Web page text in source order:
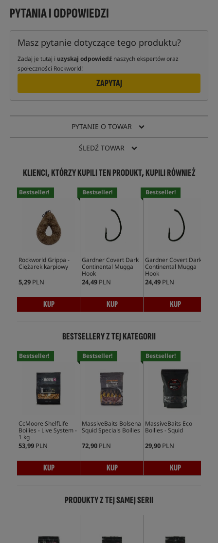
PYTANIA I ODPOWIEDZI
Masz pytanie dotyczące tego produktu?
Zadaj je tutaj i uzyskaj odpowiedź naszych ekspertów oraz
społeczności Rockworld!
ZAPYTAJ
PYTANIE O TOWAR
ŚLEDŹ TOWAR
KLIENCI, KTÓRZY KUPILI TEN PRODUKT, KUPILI RÓWNIEŻ
Bestseller!
Rockworld Grippa -
Ciężarek karpiowy
5,29 PLN
KUP
Bestseller!
Gardner Covert Dark
Continental Mugga
Hook
24,49 PLN
KUP
Bestseller!
Gardner Covert Dark
Continental Mugga
Hook
24,49 PLN
KUP
BESTSELLERY Z TEJ KATEGORII
Bestseller!
CcMoore ShelfLife
Boilies - Live System -
1 kg
53,99 PLN
KUP
Bestseller!
MassiveBaits Bolsena
Squid Specials Boilies
72,90 PLN
KUP
Bestseller!
MassiveBaits Eco
Boilies - Squid
29,90 PLN
KUP
PRODUKTY Z TEJ SAMEJ SERII